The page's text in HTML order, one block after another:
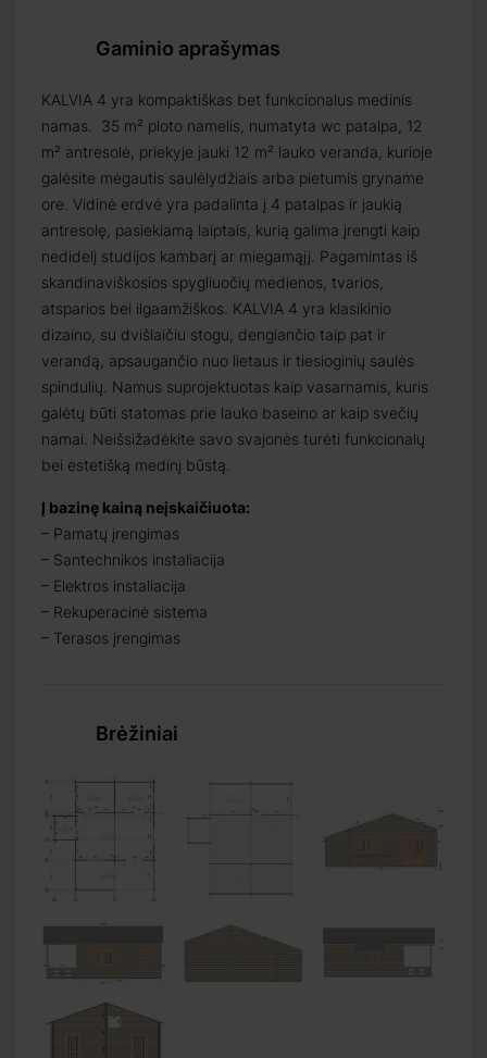
Gaminio aprašymas
KALVIA 4 yra kompaktiškas bet funkcionalus medinis
namas. 35 m² ploto namelis, numatyta wc patalpa, 12
m² antresolė, priekyje jauki 12 m² lauko veranda, kurioje
galėsite mėgautis saulėlydžiais arba pietumis gryname
ore. Vidinė erdvė yra padalinta į 4 patalpas ir jaukią
antresolę, pasiekiamą laiptais, kurią galima įrengti kaip
nedidelį studijos kambarį ar miegamąjį. Pagamintas iš
skandinaviškosios spygliuočių medienos, tvarios,
atsparios bei ilgaamžiškos. KALVIA 4 yra klasikinio
dizaino, su dvišlaičiu stogu, dengiančio taip pat ir
verandą, apsaugančio nuo lietaus ir tiesioginių saulės
spindulių. Namus suprojektuotas kaip vasarnamis, kuris
galėtų būti statomas prie lauko baseino ar kaip svečių
namai. Neišsižadėkite savo svajonės turėti funkcionalų
bei estetišką medinį būstą.
Į bazinę kainą neįskaičiuota:
– Pamatų įrengimas
– Santechnikos instaliacija
– Elektros instaliacija
– Rekuperacinė sistema
– Terasos įrengimas
Brėžiniai
Priimti
2026 09 18
produktus, 30%